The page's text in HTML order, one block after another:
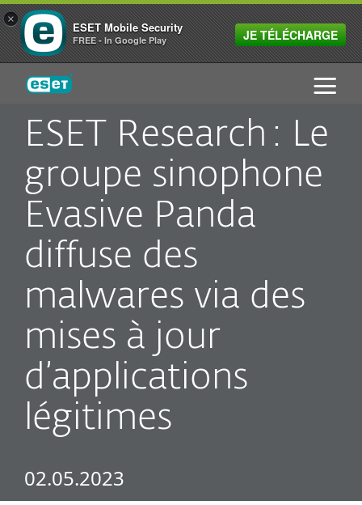
ESET Research : Le
groupe sinophone
Evasive Panda
diffuse des
malwares via des
mises à jour
d’applications
légitimes
02.05.2023
ESET
×
ESET Mobile Security
FREE - In Google Play JE TÉLÉCHARGE